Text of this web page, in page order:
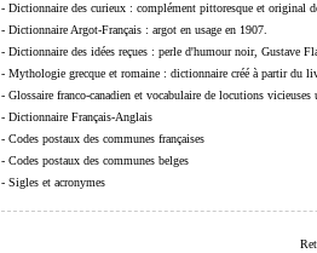
- Dictionnaire des curieux : complément pittoresque et original
- Dictionnaire Argot-Français : argot en usage en 1907.
- Dictionnaire des idées reçues : perle d'humour noir, Gustave
- Mythologie grecque et romaine : dictionnaire créé à partir du
- Glossaire franco-canadien et vocabulaire de locutions vicieuses
- Dictionnaire Français-Anglais
- Codes postaux des communes françaises
- Codes postaux des communes belges
- Sigles et acronymes